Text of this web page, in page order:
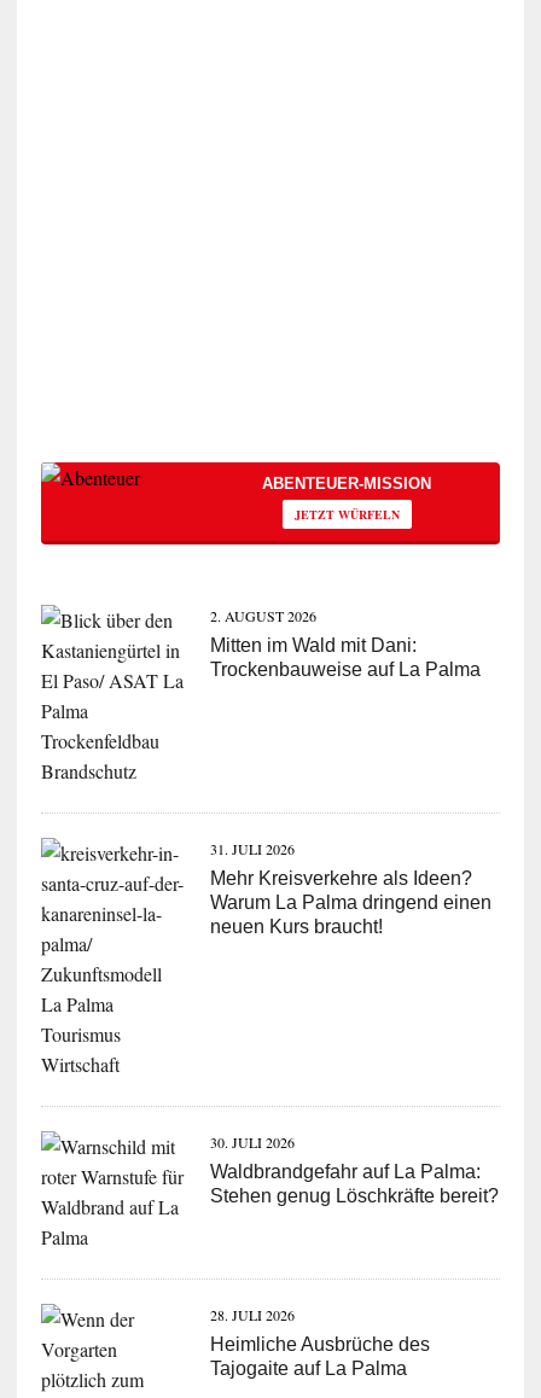
ABENTEUER-MISSION
JETZT WÜRFELN
2. AUGUST 2026
Mitten im Wald mit Dani:
Trockenbauweise auf La Palma
31. JULI 2026
Mehr Kreisverkehre als Ideen?
Warum La Palma dringend einen
neuen Kurs braucht!
30. JULI 2026
Waldbrandgefahr auf La Palma:
Stehen genug Löschkräfte bereit?
28. JULI 2026
Heimliche Ausbrüche des
Tajogaite auf La Palma